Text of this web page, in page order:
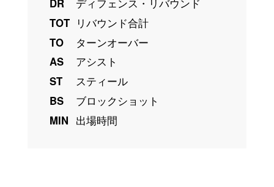
TOT リバウンド合計
TO
ターンオーバー
AS
アシスト
ST
スティール
BS
ブロックショット
MIN 出場時間